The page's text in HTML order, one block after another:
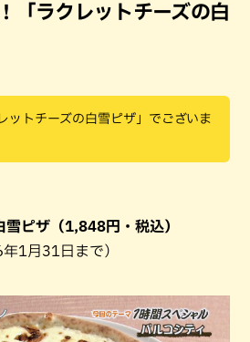
「ラクレットチーズの白
ットチーズの白雪ピザ」でございま
雪ピザ（1,848円・税込）
1月31日まで）